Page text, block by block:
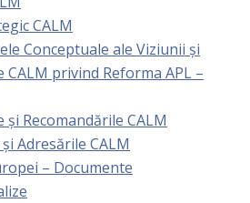
CALM
Conceptuale ale Viziunii și
privind Reforma APL –
Recomandările CALM
Adresările CALM
– Documente